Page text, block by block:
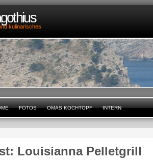
kulinarisches
FOTOS OMAS KOCHTOPF INTERN
Louisianna Pelletgrill